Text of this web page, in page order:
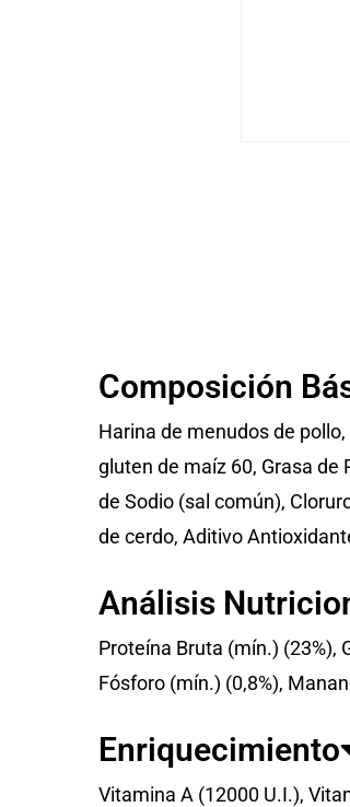
Composición
Harina de menudos de
gluten de maíz 60, Grasa
de Sodio (sal común),
de cerdo, Aditivo
Análisis
Proteína Bruta (mín.) (23%),
Fósforo (mín.) (0,8%),
Enriquecimiento
Vitamina A (12000 U.I.),